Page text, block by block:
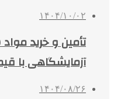
۱۴۰۴/۱۰/۰۲
تأمین و خرید
آزمایشگاهی با
۱۴۰۴/۰۸/۲۶